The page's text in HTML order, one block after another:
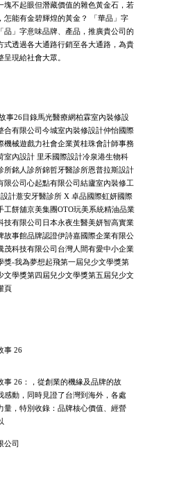
塊不起眼但潛藏價值的雜色黃金石，若
怎能有金碧輝煌的黃金？ 「華品」字
品」字意味品牌、產品，推廣貴公司的
式透過各大通路行銷至各大通路，為貴
現給社會大眾。
事26目錄馬光醫療網柏霖室內裝修設
合有限公司今城室內裝修設計仲怡國際
機械遊戲力社會企業黃桂珠會計師事務
室內設計 里禾國際設計冷泉港生物科
所銘人診所錦哲牙醫診所恩普拉斯設計
限公司心起點有限公司結廬室內裝修工
計薏安牙醫診所 X 卓品國際虹妍國際
工餅舖京美集團OTO玩美系統精油品業
技有限公司日本永夜生醫美妍智高實業
故事館品牌認證伊詩嘉國際企業有限公
茂科技有限公司台灣人間有愛中小企業
獎-我為夢想起飛第一屆兒少文學獎第
文學獎第四屆兒少文學獎第五屆兒少文
頁
事 26
事 26：，從創業的機緣及品牌的故
感動，同時見證了台灣到海外，各處
量，特別收錄：品牌核心價值、經營
公司